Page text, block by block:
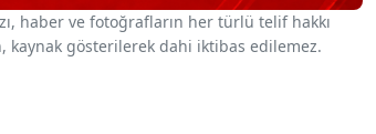
haber ve fotoğrafların her türlü telif hakkı
kaynak gösterilerek dahi iktibas edilemez.